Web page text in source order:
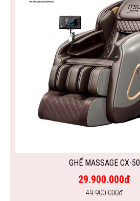
GHẾ MASSAGE CX-50
29.900.000đ
49.900.000đ